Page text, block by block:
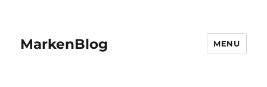
MarkenBlog MENU